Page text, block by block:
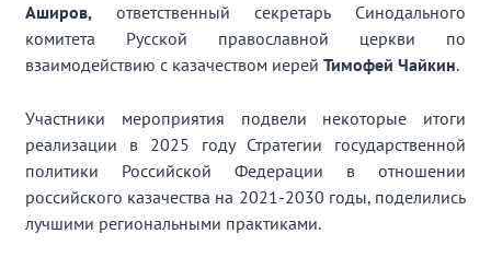
Аширов, ответственный секретарь Синодального
комитета Русской православной церкви по
взаимодействию с казачеством иерей Тимофей Чайкин.
Участники мероприятия подвели некоторые итоги
реализации в 2025 году Стратегии государственной
политики Российской Федерации в отношении
российского казачества на 2021-2030 годы, поделились
лучшими региональными практиками.